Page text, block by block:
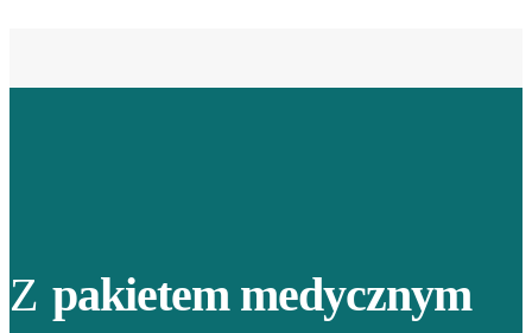
Z pakietem medycznym